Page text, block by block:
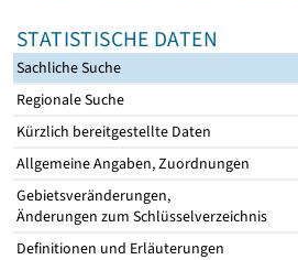
STATISTISCHE DATEN
Sachliche Suche
Regionale Suche
Kürzlich bereitgestellte Daten
Allgemeine Angaben, Zuordnungen
Gebietsveränderungen,
Änderungen zum Schlüsselverzeichnis
Definitionen und Erläuterungen